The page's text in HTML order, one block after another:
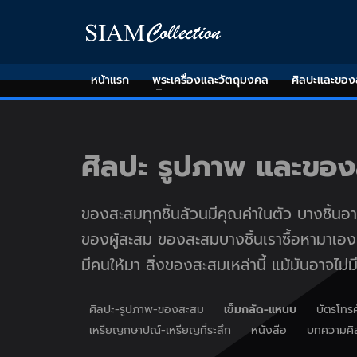
หน้าแรก พระเครื่องและวัตถุมงคล ศิลปะและขอ
ศิลปะ รูปภาพ และขอ
ของสะสมทุกชิ้นล้วนมีคุณค่าในตัว บางชิ้นอ
ของผู้สะสม ของสะสมบางชิ้นเราซื้อหามาเ
มีคนให้มา สิ่งของสะสมเหล่านี้ แม้มันอาจไม่
ศิลปะ-รูปภาพ-ของสะสม เข็มกลัด-แหนบ
บัตรโท
เหรียญกษาปณ์-เหรียญที่ระลึก
หนังสือ บทความ